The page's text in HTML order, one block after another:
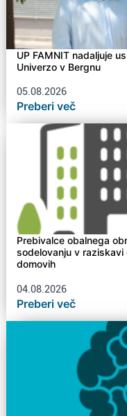
UP FAMNIT nadaljuje
Univerzo v Bergnu
05.08.2026
Preberi več
Prebivalce obalnega
sodelovanju v
domovih
04.08.2026
Preberi več